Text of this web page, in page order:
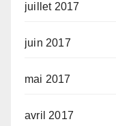
juillet 2017
juin 2017
mai 2017
avril 2017